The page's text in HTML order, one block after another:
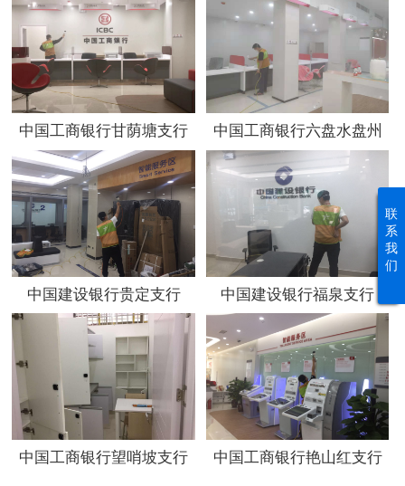
中国工商银行甘荫塘支行
中国工商银行六盘水盘州
两河新区分理处
中国建设银行贵定支行 中国建设银行福泉支行
中国工商银行望哨坡支行 中国工商银行艳山红支行
联
系
我
们